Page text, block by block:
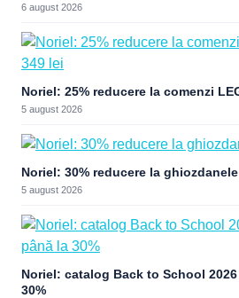
6 august 2026
Noriel: 25% reducere la comenzi
5 august 2026
Noriel: 30% reducere la
5 august 2026
Noriel: catalog Back to School
30%